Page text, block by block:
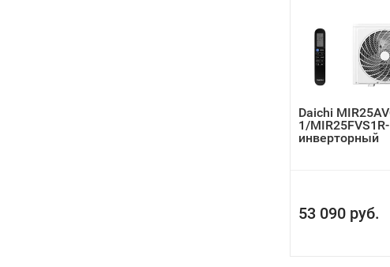
Daichi
1/MIR25FVS1R-
инверторный
53 090 руб.